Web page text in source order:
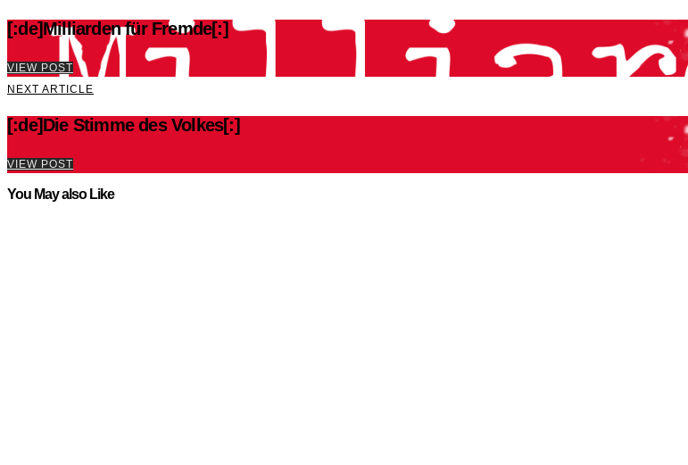
[:de]Milliarden für Fremde[:]
VIEW POST
NEXT ARTICLE
[:de]Die Stimme des Volkes[:]
VIEW POST
You May also Like